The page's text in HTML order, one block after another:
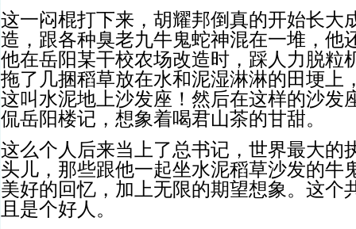
这一闷棍打下来，胡耀邦倒真的开始长大
造，跟各种臭老九牛鬼蛇神混在一堆，他
他在岳阳某干校农场改造时，踩人力脱粒
拖了几捆稻草放在水和泥湿淋淋的田埂上
这叫水泥地上沙发座！然后在这样的沙发
侃岳阳楼记，想象着喝君山茶的甘甜。
这么个人后来当上了总书记，世界最大的
头儿，那些跟他一起坐水泥稻草沙发的牛
美好的回忆，加上无限的期望想象。这个
且是个好人。